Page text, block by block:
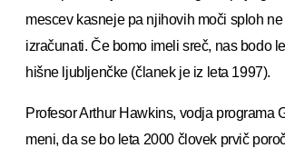
mescev kasneje pa njihovih moči sploh
izračunati. Če bomo imeli sreč, nas bodo
hišne ljubljenčke (članek je iz leta 1997).
Profesor Arthur Hawkins, vodja programa
meni, da se bo leta 2000 človek prvič